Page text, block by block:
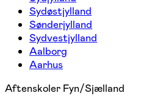
Sydøstjylland
Sønderjylland
Sydvestjylland
Aalborg
Aarhus
Aftenskoler Fyn/Sjælland